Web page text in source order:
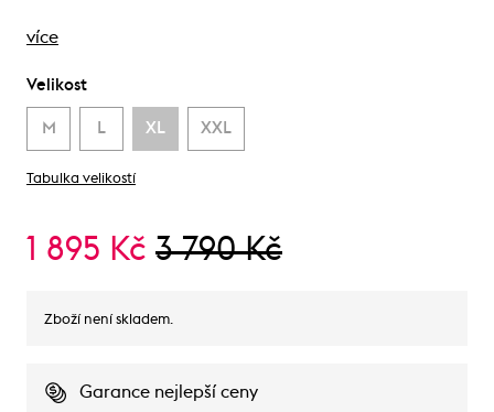
více
Velikost
M L XL XXL
Tabulka velikostí
1 895 Kč 3 790 Kč
Zboží není skladem.
Garance nejlepší ceny